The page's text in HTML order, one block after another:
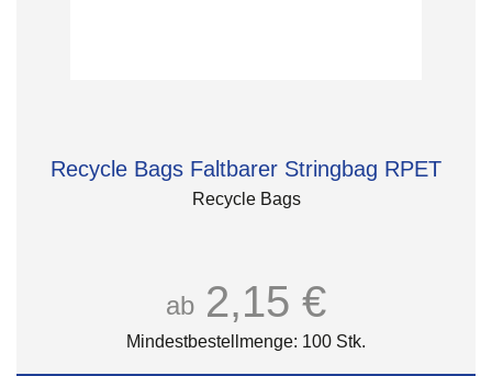
Recycle Bags Faltbarer Stringbag RPET
Recycle Bags
ab 2,15 €
Mindestbestellmenge: 100 Stk.